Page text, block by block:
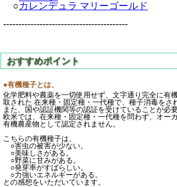
○カレンデュラ マリーゴールド
-----------------------------------------
●有機種子とは、
化学肥料や農薬を一切使用せず、文字通り完全に有
取された 在来種・固定種・一代種で、種子消毒をさ
また、国や認証機関等の認証を受けていることが必要
欧米では、在来種・固定種・一代種を問わず、オー
有機農産物として認定されません。
こちらの有機種子は、
○害虫の被害が少ない。
○美味しさがある。
○野菜に甘みがある。
○発芽率がすばらしい。
○力強いエネルギーがある。
との感想をいただいています。